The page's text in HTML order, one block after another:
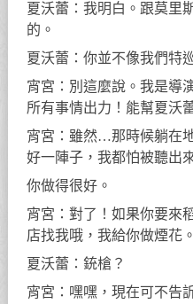
夏沃蕾：我明白。跟莫里
的。
夏沃蕾：你並不像我們特
宵宮：別這麼說。我是導
所有事情出力！能幫夏沃
宵宮：雖然…那時候躺在
好一陣子，我都怕被聽出
你做得很好。
宵宮：對了！如果你要來
店找我哦，我給你做煙花
夏沃蕾：銃槍？
宵宮：嘿嘿，現在可不告